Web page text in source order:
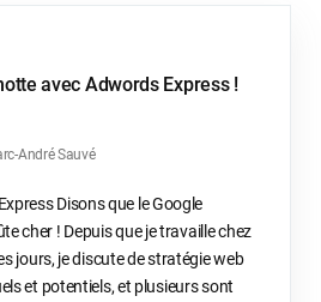
avec Adwords Express !
André Sauvé
Disons que le Google
cher ! Depuis que je travaille chez
jours, je discute de stratégie web
et potentiels, et plusieurs sont